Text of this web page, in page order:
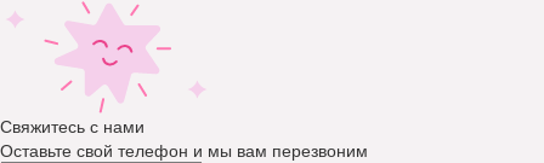
Свяжитесь с нами
Оставьте свой телефон и мы вам перезвоним